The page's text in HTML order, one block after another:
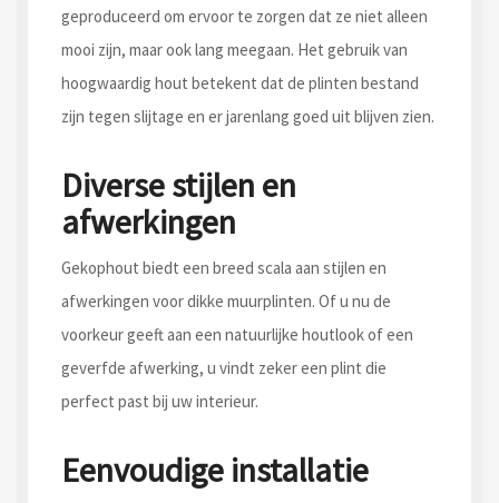
geproduceerd om ervoor te zorgen dat ze niet alleen
mooi zijn, maar ook lang meegaan. Het gebruik van
hoogwaardig hout betekent dat de plinten bestand
zijn tegen slijtage en er jarenlang goed uit blijven zien.
Diverse stijlen en
afwerkingen
Gekophout biedt een breed scala aan stijlen en
afwerkingen voor dikke muurplinten. Of u nu de
voorkeur geeft aan een natuurlijke houtlook of een
geverfde afwerking, u vindt zeker een plint die
perfect past bij uw interieur.
Eenvoudige installatie